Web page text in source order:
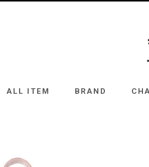
ALL ITEM BRAND
ITEM